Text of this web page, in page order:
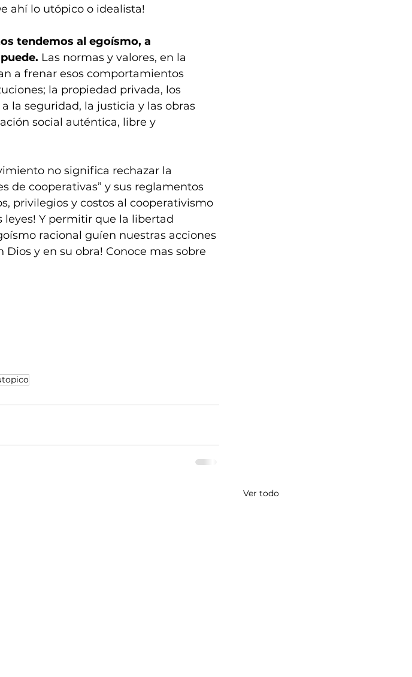
ahí lo utópico o idealista!
tendemos al egoísmo, a
Las normas y valores, en la
a frenar esos comportamientos
la propiedad privada, los
la seguridad, la justicia y las obras
social auténtica, libre y
no significa rechazar la
de cooperativas” y sus reglamentos
privilegios y costos al cooperativismo
leyes! Y permitir que la libertad
racional guíen nuestras acciones
Dios y en su obra! Conoce mas sobre
Ver todo